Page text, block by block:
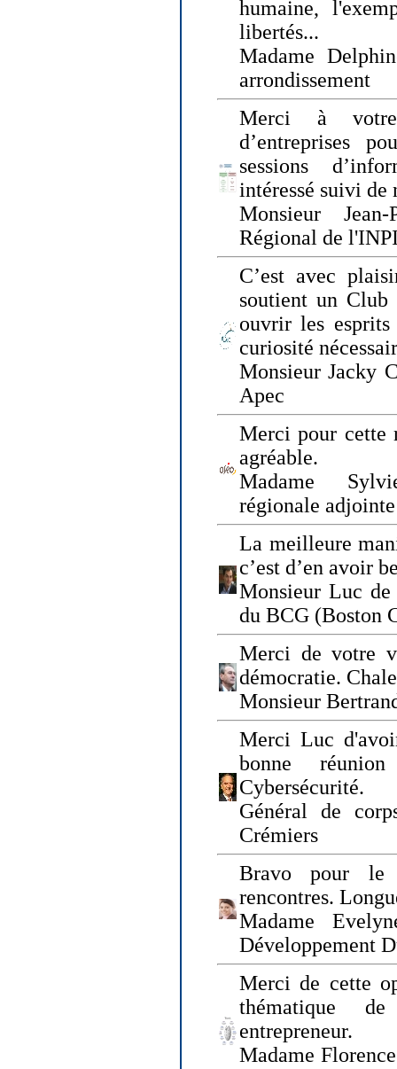
humaine,
libertés...
Madame
arrondissement
Merci à
d’entreprises
sessions
intéressé suivi de
Monsieur
Régional de
C’est avec
soutient un Club
ouvrir les
curiosité
Monsieur Jacky
Apec
Merci pour cette
agréable.
Madame
régionale
La meilleure
c’est d’en avoir
Monsieur Luc de
du BCG (Boston
Merci de votre
démocratie.
Monsieur
Merci Luc
bonne
Cybersécurité.
Général de
Crémiers
Bravo pour le
rencontres.
Madame
Développement
Merci de cette
thématique
entrepreneur.
Madame